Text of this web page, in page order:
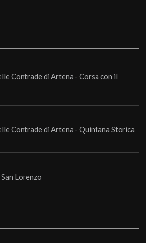
Contrade di Artena - Corsa con il
Contrade di Artena - Quintana Storica
Lorenzo